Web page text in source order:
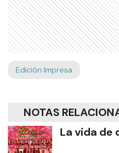
Edición Impresa
NOTAS
La vida de